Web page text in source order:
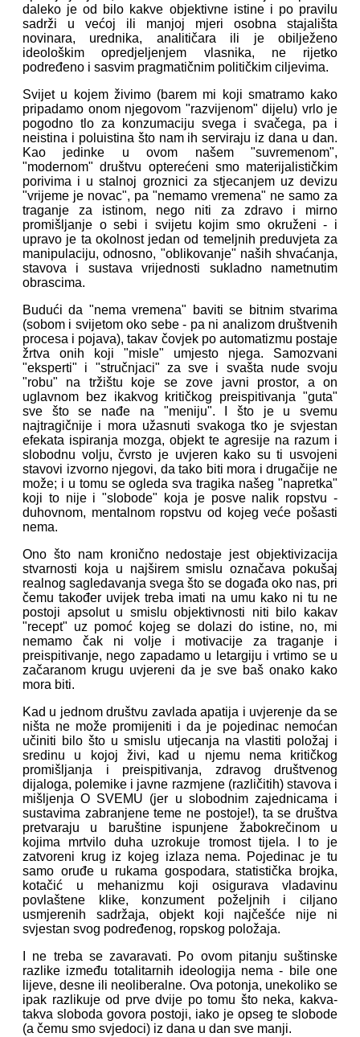
daleko je od bilo kakve objektivne istine i po pravilu
sadrži u većoj ili manjoj mjeri osobna stajališta
novinara, urednika, analitičara ili je obilježeno
ideološkim opredjeljenjem vlasnika, ne rijetko
podređeno i sasvim pragmatičnim političkim ciljevima.
Svijet u kojem živimo (barem mi koji smatramo kako
pripadamo onom njegovom "razvijenom" dijelu) vrlo je
pogodno tlo za konzumaciju svega i svačega, pa i
neistina i poluistina što nam ih serviraju iz dana u dan.
Kao jedinke u ovom našem "suvremenom",
"modernom" društvu opterećeni smo materijalističkim
porivima i u stalnoj groznici za stjecanjem uz devizu
"vrijeme je novac", pa "nemamo vremena" ne samo za
traganje za istinom, nego niti za zdravo i mirno
promišljanje o sebi i svijetu kojim smo okruženi - i
upravo je ta okolnost jedan od temeljnih preduvjeta za
manipulaciju, odnosno, "oblikovanje" naših shvaćanja,
stavova i sustava vrijednosti sukladno nametnutim
obrascima.
Budući da "nema vremena" baviti se bitnim stvarima
(sobom i svijetom oko sebe - pa ni analizom društvenih
procesa i pojava), takav čovjek po automatizmu postaje
žrtva onih koji "misle" umjesto njega. Samozvani
"eksperti" i "stručnjaci" za sve i svašta nude svoju
"robu" na tržištu koje se zove javni prostor, a on
uglavnom bez ikakvog kritičkog preispitivanja "guta"
sve što se nađe na "meniju". I što je u svemu
najtragičnije i mora užasnuti svakoga tko je svjestan
efekata ispiranja mozga, objekt te agresije na razum i
slobodnu volju, čvrsto je uvjeren kako su ti usvojeni
stavovi izvorno njegovi, da tako biti mora i drugačije ne
može; i u tomu se ogleda sva tragika našeg "napretka"
koji to nije i "slobode" koja je posve nalik ropstvu -
duhovnom, mentalnom ropstvu od kojeg veće pošasti
nema.
Ono što nam kronično nedostaje jest objektivizacija
stvarnosti koja u najširem smislu označava pokušaj
realnog sagledavanja svega što se događa oko nas, pri
čemu također uvijek treba imati na umu kako ni tu ne
postoji apsolut u smislu objektivnosti niti bilo kakav
"recept" uz pomoć kojeg se dolazi do istine, no, mi
nemamo čak ni volje i motivacije za traganje i
preispitivanje, nego zapadamo u letargiju i vrtimo se u
začaranom krugu uvjereni da je sve baš onako kako
mora biti.
Kad u jednom društvu zavlada apatija i uvjerenje da se
ništa ne može promijeniti i da je pojedinac nemoćan
učiniti bilo što u smislu utjecanja na vlastiti položaj i
sredinu u kojoj živi, kad u njemu nema kritičkog
promišljanja i preispitivanja, zdravog društvenog
dijaloga, polemike i javne razmjene (različitih) stavova i
mišljenja O SVEMU (jer u slobodnim zajednicama i
sustavima zabranjene teme ne postoje!), ta se društva
pretvaraju u baruštine ispunjene žabokrečinom u
kojima mrtvilo duha uzrokuje tromost tijela. I to je
zatvoreni krug iz kojeg izlaza nema. Pojedinac je tu
samo oruđe u rukama gospodara, statistička brojka,
kotačić u mehanizmu koji osigurava vladavinu
povlaštene klike, konzument poželjnih i ciljano
usmjerenih sadržaja, objekt koji najčešće nije ni
svjestan svog podređenog, ropskog položaja.
I ne treba se zavaravati. Po ovom pitanju suštinske
razlike između totalitarnih ideologija nema - bile one
lijeve, desne ili neoliberalne. Ova potonja, unekoliko se
ipak razlikuje od prve dvije po tomu što neka, kakva-
takva sloboda govora postoji, iako je opseg te slobode
(a čemu smo svjedoci) iz dana u dan sve manji.